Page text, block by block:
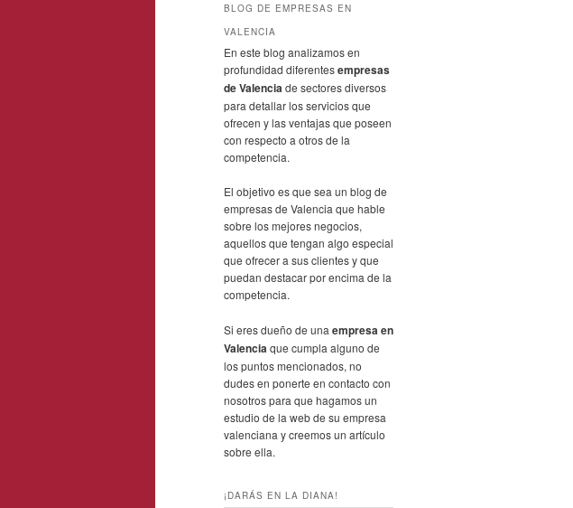
BLOG DE EMPRESAS EN
VALENCIA
En este blog analizamos en
profundidad diferentesempresas
de Valenciade sectores diversos
para detallar los servicios que
ofrecen y las ventajas que poseen
con respecto a otros de la
competencia.
El objetivo es que sea un blog de
empresas de Valencia que hable
sobre los mejores negocios,
aquellos que tengan algo especial
que ofrecer a sus clientes y que
puedan destacar por encima de la
competencia.
Si eres dueño de una empresa en
Valenciaque cumpla alguno de
los puntos mencionados, no
dudes en ponerte en contacto con
nosotros para que hagamos un
estudio de la web de su empresa
valenciana y creemos un artículo
sobre ella.
¡DARÁS EN LA DIANA!